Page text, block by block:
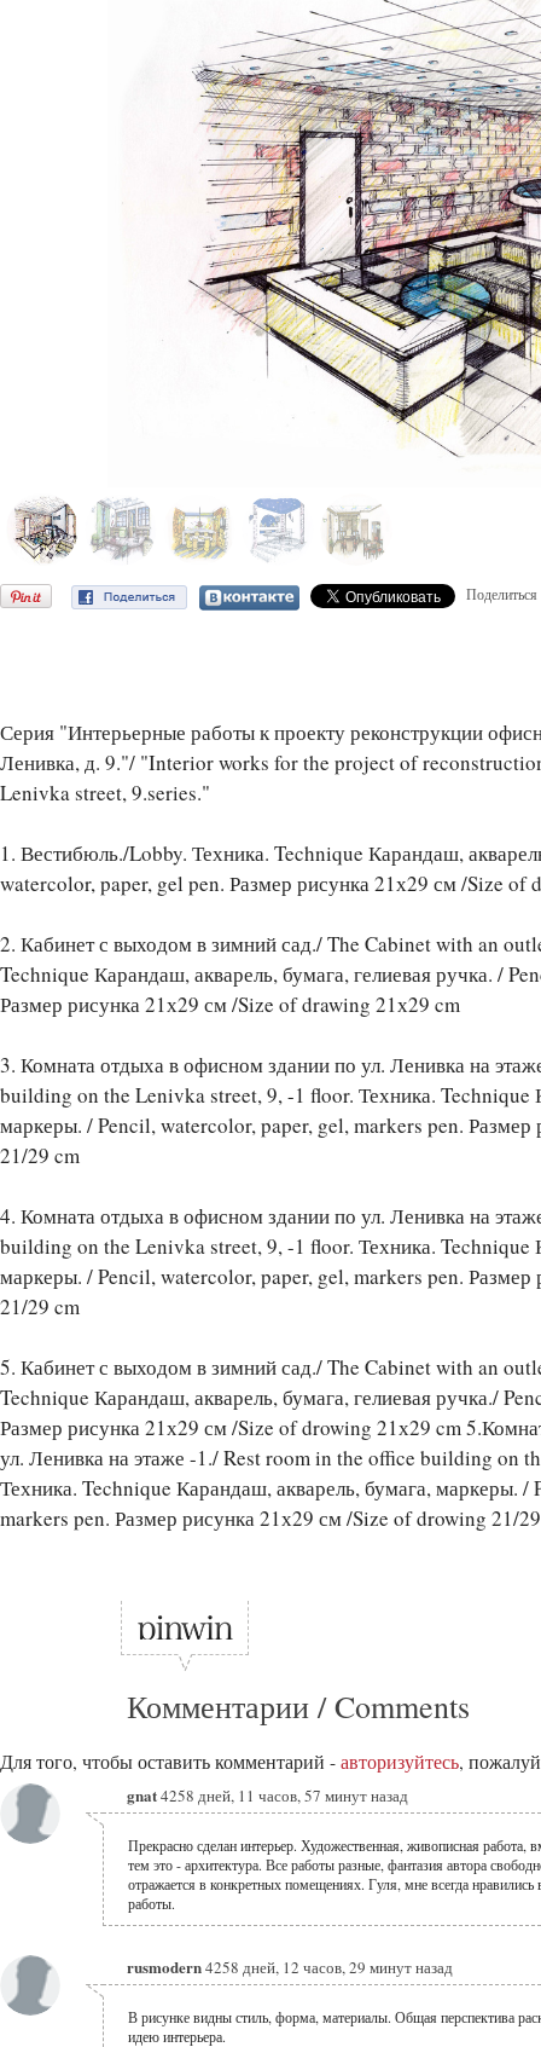
Поделиться
Серия "Интерьерные работы к проекту реконструкции
Ленивка, д. 9."/ "Interior works for the project of
Lenivka street, 9.series."
1. Вестибюль./Lobby. Техника. Technique Карандаш,
watercolor, paper, gel pen. Размер рисунка 21х29 см /Size of
2. Кабинет с выходом в зимний сад./ The Cabinet with an
Technique Карандаш, акварель, бумага, гелиевая ручка. /
Размер рисунка 21х29 см /Size of drawing 21х29 cm
3. Комната отдыха в офисном здании по ул. Ленивка на
building on the Lenivka street, 9, -1 floor. Техника. Technique
маркеры. / Pencil, watercolor, paper, gel, markers pen.
21/29 cm
4. Комната отдыха в офисном здании по ул. Ленивка на
building on the Lenivka street, 9, -1 floor. Техника. Technique
маркеры. / Pencil, watercolor, paper, gel, markers pen.
21/29 cm
5. Кабинет с выходом в зимний сад./ The Cabinet with an
Technique Карандаш, акварель, бумага, гелиевая ручка./
Размер рисунка 21х29 см /Size of drowing 21х29 cm
ул. Ленивка на этаже -1./ Rest room in the office building on
Техника. Technique Карандаш, акварель, бумага, маркеры.
markers pen. Размер рисунка 21х29 см /Size of drowing 21/
Комментарии / Comments
Для того, чтобы оставить комментарий - авторизуйтесь,
gnat4258 дней, 11 часов, 57 минут назад
Прекрасно сделан интерьер. Художественная, живописная работа,
тем это - архитектура. Все работы разные, фантазия автора
отражается в конкретных помещениях. Гуля, мне всегда нравились
работы.
rusmodern4258 дней, 12 часов, 29 минут назад
В рисунке видны стиль, форма, материалы. Общая перспектива
идею интерьера.